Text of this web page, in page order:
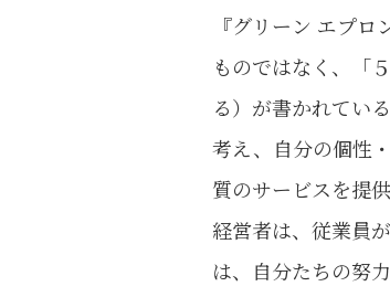
『グリーン エプ
ものではなく、
る）が書かれてい
考え、自分の個性
質のサービスを提
経営者は、従業員
は、自分たちの努